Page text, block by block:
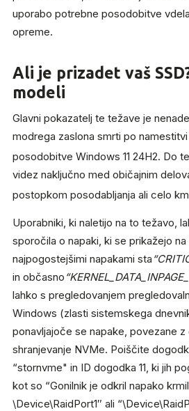
uporabo potrebne posodobitve
opreme.
Ali je prizadet vaš
modeli
Glavni pokazatelj te težave je
modrega zaslona smrti po
posodobitve Windows 11 24H2. Do
videz naključno med običajnim
postopkom posodabljanja ali celo
Uporabniki, ki naletijo na to težavo,
sporočila o napaki, ki se prikažejo na
najpogostejšimi napakami sta
in občasno
lahko s pregledovanjem
Windows (zlasti sistemskega
ponavljajoče se napake, povezane z
shranjevanje NVMe. Poiščite
“stornvme" in ID dogodka 11, ki jih
kot so “Gonilnik je odkril napako
\Device\RaidPort1″ ali